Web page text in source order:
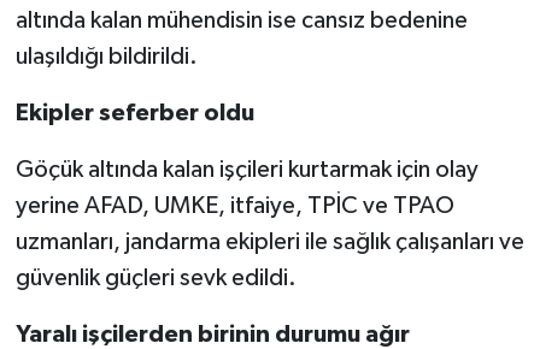
altında kalan mühendisin ise cansız bedenine
ulaşıldığı bildirildi.
Ekipler seferber oldu
Göçük altında kalan işçileri kurtarmak için olay
yerine AFAD, UMKE, itfaiye, TPİC ve TPAO
uzmanları, jandarma ekipleri ile sağlık çalışanları ve
güvenlik güçleri sevk edildi.
Yaralı işçilerden birinin durumu ağır